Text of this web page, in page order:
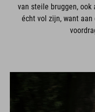
van steile bruggen, ook
écht vol zijn, want